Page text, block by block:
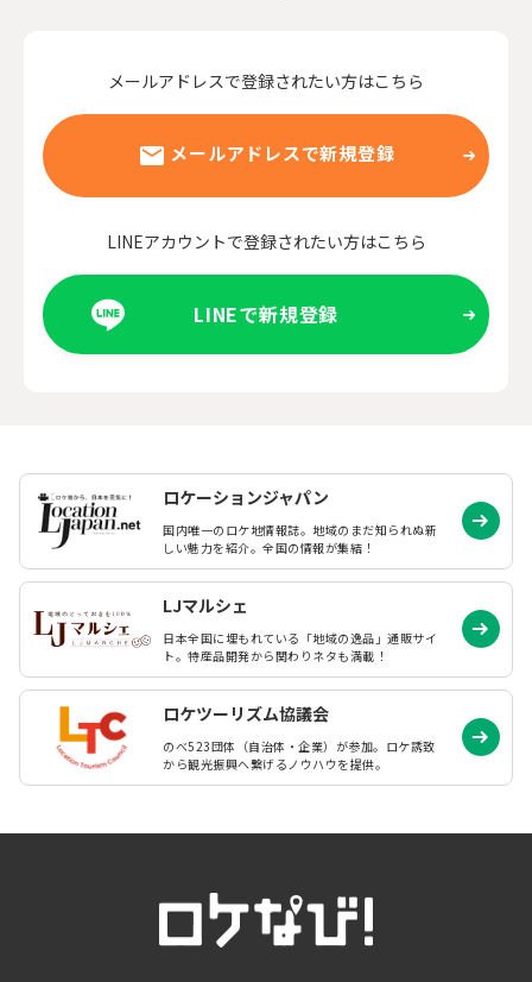
メールアドレスで登録されたい方はこちら
メールアドレスで新規登録
LINEアカウントで登録されたい方はこちら
LINEで新規登録
ロケーションジャパン
国内唯一のロケ地情報誌。地域のまだ知られぬ新
しい魅力を紹介。全国の情報が集結！
LJマルシェ
日本全国に埋もれている「地域の逸品」通販サイ
ト。特産品開発から関わりネタも満載！
ロケツーリズム協議会
のべ523団体（自治体・企業）が参加。ロケ誘致
から観光振興へ繋げるノウハウを提供。